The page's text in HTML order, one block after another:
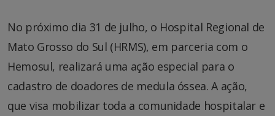
No próximo dia 31 de julho, o Hospital Regional de
Mato Grosso do Sul (HRMS), em parceria com o
Hemosul, realizará uma ação especial para o
cadastro de doadores de medula óssea. A ação,
que visa mobilizar toda a comunidade hospitalar e